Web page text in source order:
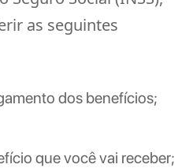
as seguintes
dos benefícios;
que você vai receber;